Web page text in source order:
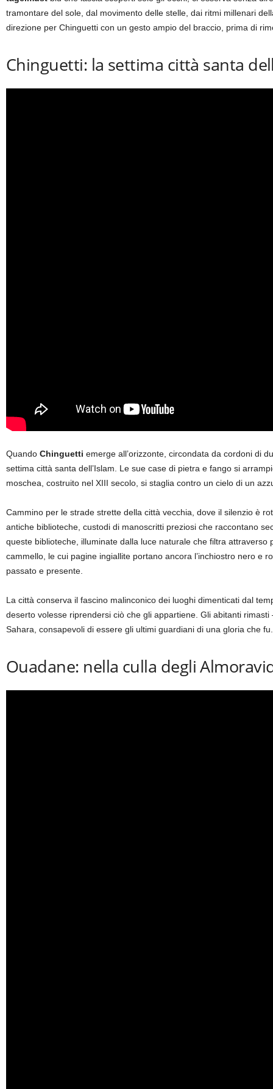
tramontare del sole, dal movimento delle stelle, dai ritmi millenari
direzione per Chinguetti con un gesto ampio del braccio, prima di
Chinguetti: la settima città santa
Quando Chinguetti emerge all’orizzonte, circondata da cordoni di
settima città santa dell’Islam. Le sue case di pietra e fango si
moschea, costruito nel XIII secolo, si staglia contro un cielo di un
Cammino per le strade strette della città vecchia, dove il silenzio è
antiche biblioteche, custodi di manoscritti preziosi che raccontano
queste biblioteche, illuminate dalla luce naturale che filtra
cammello, le cui pagine ingiallite portano ancora l’inchiostro nero e
passato e presente.
La città conserva il fascino malinconico dei luoghi dimenticati dal
deserto volesse riprendersi ciò che gli appartiene. Gli abitanti
Sahara, consapevoli di essere gli ultimi guardiani di una gloria che fu.
Ouadane: nella culla degli